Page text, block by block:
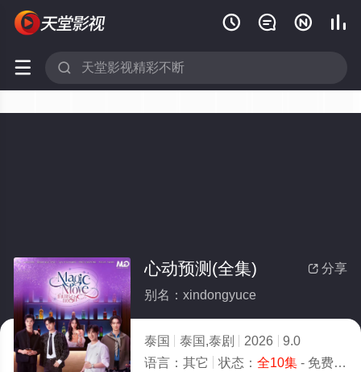
   
 
 分享
心动预测(全集)
别名：xindongyuce
泰国 泰国,泰剧 2026
9.0
语言： 其它 状态： 全10集- 免费在线观看